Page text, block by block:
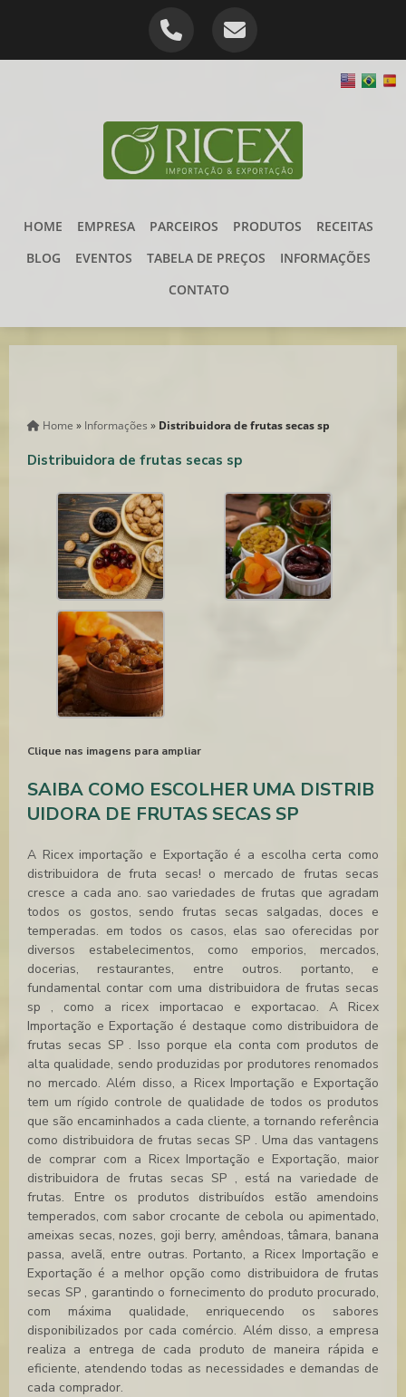
HOME EMPRESA PARCEIROS PRODUTOS
RECEITAS
BLOG
EVENTOS TABELA DE PREÇOS
INFORMAÇÕES
CONTATO
Home » Informações » Distribuidora de frutas secas sp
Distribuidora de frutas secas sp
Clique nas imagens para ampliar
SAIBA COMO ESCOLHER UMA DISTRIB
UIDORA DE FRUTAS SECAS SP
A Ricex importação e Exportação é a escolha certa como
distribuidora de fruta secas! o mercado de frutas secas
cresce a cada ano. sao variedades de frutas que agradam
todos os gostos, sendo frutas secas salgadas, doces e
temperadas. em todos os casos, elas sao oferecidas por
diversos estabelecimentos, como emporios, mercados,
docerias, restaurantes, entre outros. portanto, e
fundamental contar com uma distribuidora de frutas secas
sp , como a ricex importacao e exportacao. A Ricex
Importação e Exportação é destaque como distribuidora de
frutas secas SP . Isso porque ela conta com produtos de
alta qualidade, sendo produzidas por produtores renomados
no mercado. Além disso, a Ricex Importação e Exportação
tem um rígido controle de qualidade de todos os produtos
que são encaminhados a cada cliente, a tornando referência
como distribuidora de frutas secas SP . Uma das vantagens
de comprar com a Ricex Importação e Exportação, maior
distribuidora de frutas secas SP , está na variedade de
frutas. Entre os produtos distribuídos estão amendoins
temperados, com sabor crocante de cebola ou apimentado,
ameixas secas, nozes, goji berry, amêndoas, tâmara, banana
passa, avelã, entre outras. Portanto, a Ricex Importação e
Exportação é a melhor opção como distribuidora de frutas
secas SP , garantindo o fornecimento do produto procurado,
com máxima qualidade, enriquecendo os sabores
disponibilizados por cada comércio. Além disso, a empresa
realiza a entrega de cada produto de maneira rápida e
eficiente, atendendo todas as necessidades e demandas de
cada comprador.